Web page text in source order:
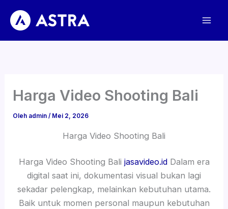
konten
Harga Video Shooting Bali
Oleh admin/ Mei 2, 2026
Harga Video Shooting Bali
Harga Video Shooting Bali jasavideo.idDalam era
digital saat ini, dokumentasi visual bukan lagi
sekadar pelengkap, melainkan kebutuhan utama.
Baik untuk momen personal maupun kebutuhan